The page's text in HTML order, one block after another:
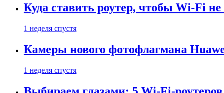
Куда ставить роутер, чтобы Wi-Fi
1 неделя спустя
Камеры нового фотофлагмана
1 неделя спустя